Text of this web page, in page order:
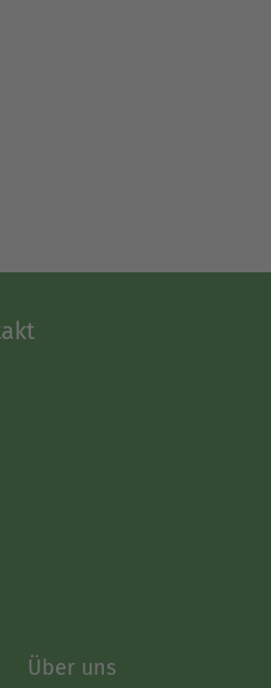
Über uns